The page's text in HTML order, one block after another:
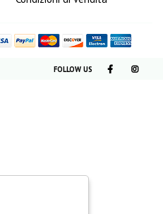
FOLLOW US